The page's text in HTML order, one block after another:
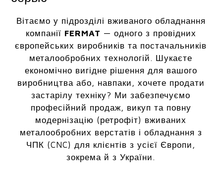
Вітаємо у підрозділі вживаного обладнання
компанії FERMAT — одного з провідних
європейських виробників та постачальників
металообробних технологій. Шукаєте
економічно вигідне рішення для вашого
виробництва або, навпаки, хочете продати
застарілу техніку? Ми забезпечуємо
професійний продаж, викуп та повну
модернізацію (ретрофіт) вживаних
металообробних верстатів і обладнання з
ЧПК (CNC) для клієнтів з усієї Європи,
зокрема й з України.